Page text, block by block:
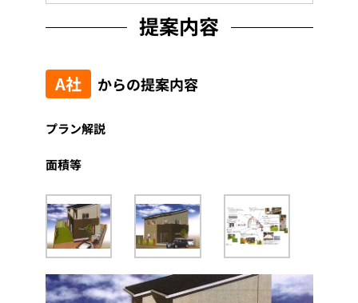
提案内容
A社 からの提案内容
プラン解説
面積等